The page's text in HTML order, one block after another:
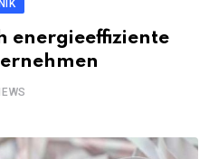
energieeffiziente